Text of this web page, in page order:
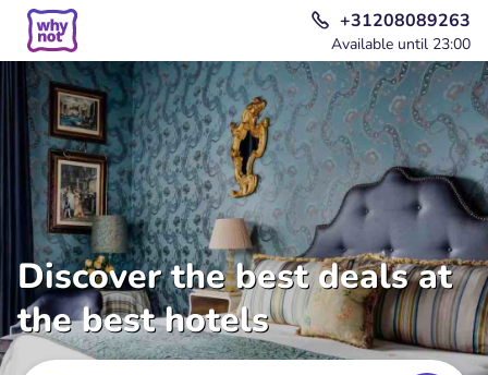
+31208089263
Available until 23:00
Discover the best deals at
the best hotels